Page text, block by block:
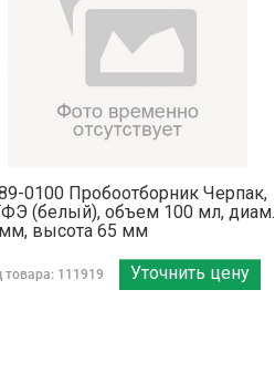
0100 Пробоотборник Черпак,
(белый), объем 100 мл, диам.
высота 65 мм
товара: 111919 Уточнить цену